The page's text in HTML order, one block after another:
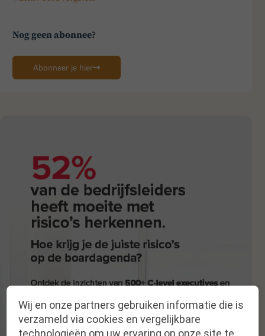
Nog geen abonnee?
Abonneer je hier
Wij en onze partners gebruiken informatie die is
verzameld via cookies en vergelijkbare
technologieën om uw ervaring op onze site te